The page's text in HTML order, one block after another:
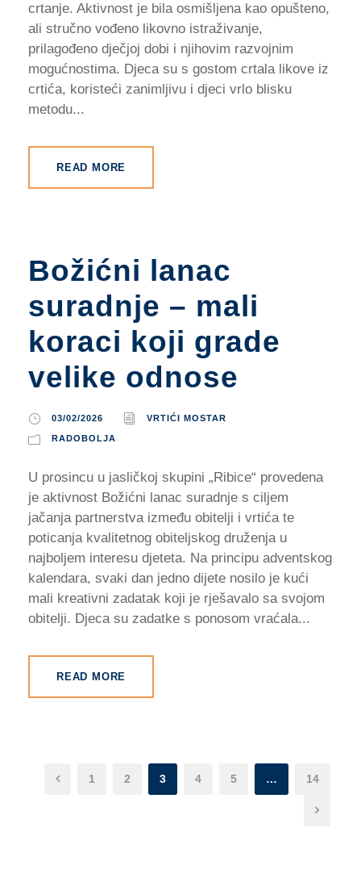
crtanje. Aktivnost je bila osmišljena kao opušteno,
ali stručno vođeno likovno istraživanje,
prilagođeno dječjoj dobi i njihovim razvojnim
mogućnostima. Djeca su s gostom crtala likove iz
crtića, koristeći zanimljivu i djeci vrlo blisku
metodu...
READ MORE
Božićni lanac
suradnje – mali
koraci koji grade
velike odnose
03/02/2026 VRTIĆI MOSTAR
RADOBOLJA
U prosincu u jasličkoj skupini „Ribice“ provedena
je aktivnost Božićni lanac suradnje s ciljem
jačanja partnerstva između obitelji i vrtića te
poticanja kvalitetnog obiteljskog druženja u
najboljem interesu djeteta. Na principu adventskog
kalendara, svaki dan jedno dijete nosilo je kući
mali kreativni zadatak koji je rješavalo sa svojom
obitelji. Djeca su zadatke s ponosom vraćala...
READ MORE
1 2 3 4 5 … 14